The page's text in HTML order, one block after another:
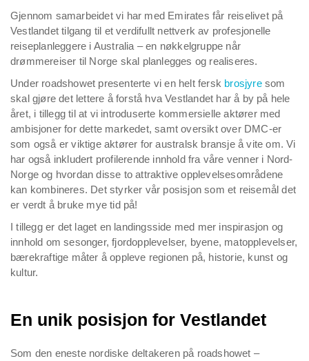
Gjennom samarbeidet vi har med Emirates får reiselivet på
Vestlandet tilgang til et verdifullt nettverk av profesjonelle
reiseplanleggere i Australia – en nøkkelgruppe når
drømmereiser til Norge skal planlegges og realiseres.
Under roadshowet presenterte vi en helt fersk brosjyresom
skal gjøre det lettere å forstå hva Vestlandet har å by på hele
året, i tillegg til at vi introduserte kommersielle aktører med
ambisjoner for dette markedet, samt oversikt over DMC-er
som også er viktige aktører for australsk bransje å vite om. Vi
har også inkludert profilerende innhold fra våre venner i Nord-
Norge og hvordan disse to attraktive opplevelsesområdene
kan kombineres. Det styrker vår posisjon som et reisemål det
er verdt å bruke mye tid på!
I tillegg er det laget en landingsside med mer inspirasjon og
innhold om sesonger, fjordopplevelser, byene, matopplevelser,
bærekraftige måter å oppleve regionen på, historie, kunst og
kultur.
En unik posisjon for Vestlandet
Som den eneste nordiske deltakeren på roadshowet –